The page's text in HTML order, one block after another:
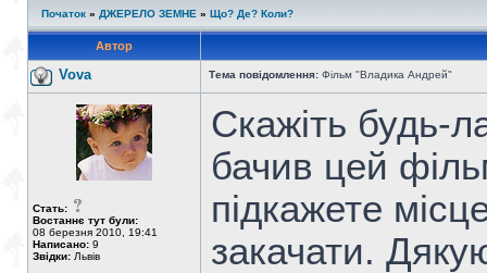
Початок » ДЖЕРЕЛО ЗЕМНЕ » Що? Де? Коли?
Автор
Vova Тема повідомлення: Фільм "Владика Андрей"
Стать:
Востаннє тут були:
08 березня 2010, 19:41
Написано: 9
Звідки: Львів
Скажіть будь-
бачив цей
підкажете
закачати.